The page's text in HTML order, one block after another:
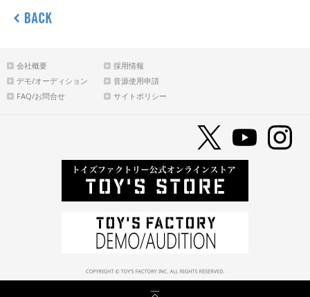
会社概要
採用情報
デモ/オーディション
音源使用申請
FAQ/お問合せ
サイトポリシー